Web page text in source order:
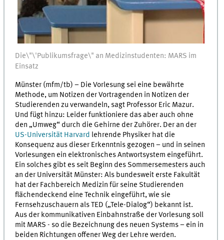
Die\"\'Publikumsfrage\" an Medizinstudenten: MARS im
Einsatz
Münster (mfm/tb) – Die Vorlesung sei eine bewährte
Methode, um Notizen der Vortragenden in Notizen der
Studierenden zu verwandeln, sagt Professor Eric Mazur.
Und fügt hinzu: Leider funktioniere das aber auch ohne
den „Umweg“ durch die Gehirne der Zuhörer. Der an der
US-Universität Harvard lehrende Physiker hat die
Konsequenz aus dieser Erkenntnis gezogen – und in seinen
Vorlesungen ein elektronisches Antwortsystem eingeführt.
Ein solches gibt es seit Beginn des Sommersemesters auch
an der Universität Münster: Als bundesweit erste Fakultät
hat der Fachbereich Medizin für seine Studierenden
flächendeckend eine Technik eingeführt, wie sie
Fernsehzuschauern als TED („Tele-Dialog“) bekannt ist.
Aus der kommunikativen Einbahnstraße der Vorlesung soll
mit MARS - so die Bezeichnung des neuen Systems – ein in
beiden Richtungen offener Weg der Lehre werden.